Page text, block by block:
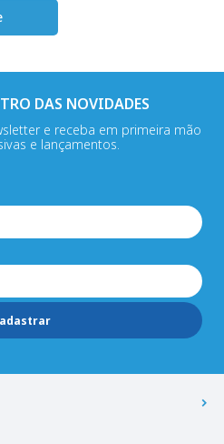
DAS NOVIDADES
e receba em primeira mão
e lançamentos.